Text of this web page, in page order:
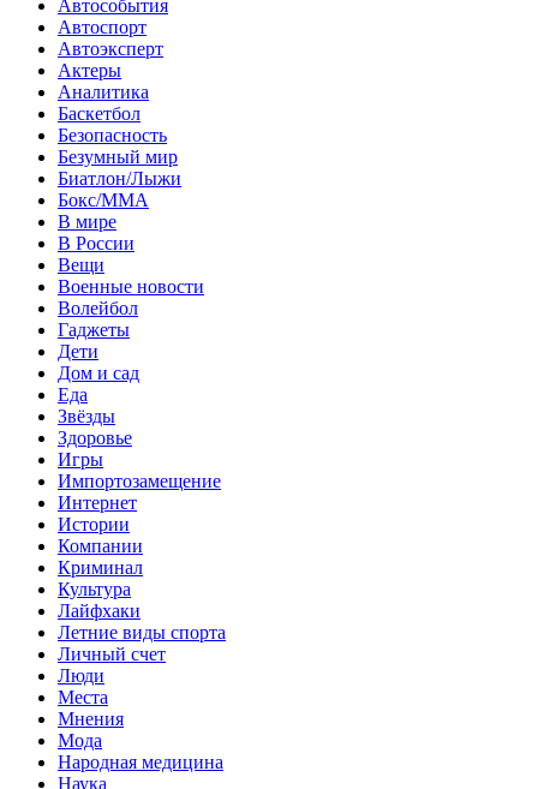
Автособытия
Автоспорт
Автоэксперт
Актеры
Аналитика
Баскетбол
Безопасность
Безумный мир
Биатлон/Лыжи
Бокс/MMA
В мире
В России
Вещи
Военные новости
Волейбол
Гаджеты
Дети
Дом и сад
Еда
Звёзды
Здоровье
Игры
Импортозамещение
Интернет
Истории
Компании
Криминал
Культура
Лайфхаки
Летние виды спорта
Личный счет
Люди
Места
Мнения
Мода
Народная медицина
Наука